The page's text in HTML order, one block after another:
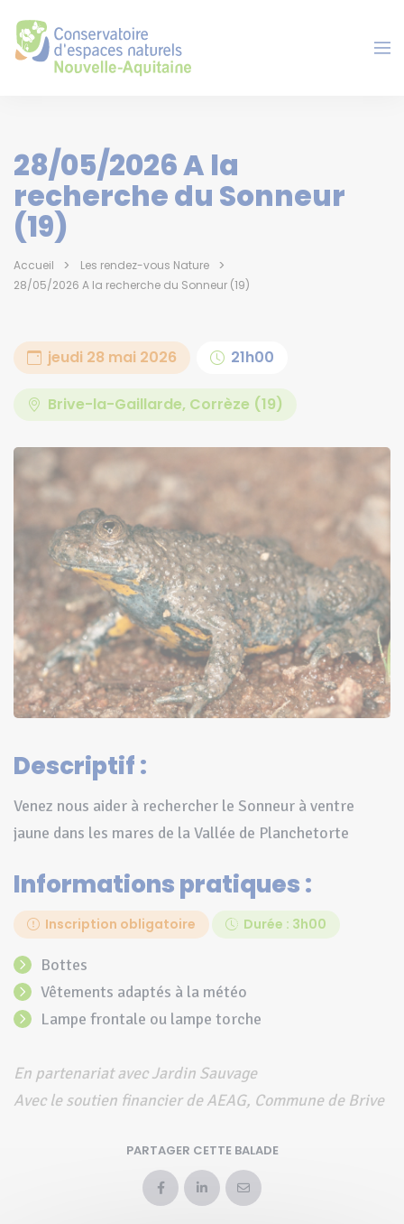
28/05/2026 A la
recherche du Sonneur
(19)
Accueil
Les rendez-vous Nature
28/05/2026 A la recherche du Sonneur (19)
jeudi 28 mai 2026 21h00
Brive-la-Gaillarde, Corrèze (19)
Descriptif :
Venez nous aider à rechercher le Sonneur à ventre
jaune dans les mares de la Vallée de Planchetorte
Informations pratiques :
Inscription obligatoire Durée : 3h00
Bottes
Vêtements adaptés à la météo
lampe frontale ou lampe torche
En partenariat avec Jardin Sauvage
Avec le soutien financier de AEAG, Commune de Brive
PARTAGER CETTE BALADE